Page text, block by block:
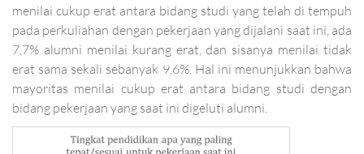
menilai cukup erat antara bidang studi yang telah di tempuh
pada perkuliahan dengan pekerjaan yang dijalani saat ini, ada
7,7% alumni menilai kurang erat, dan sisanya menilai tidak
erat sama sekali sebanyak 9,6%. Hal ini menunjukkan bahwa
mayoritas menilai cukup erat antara bidang studi dengan
bidang pekerjaan yang saat ini digeluti alumni.